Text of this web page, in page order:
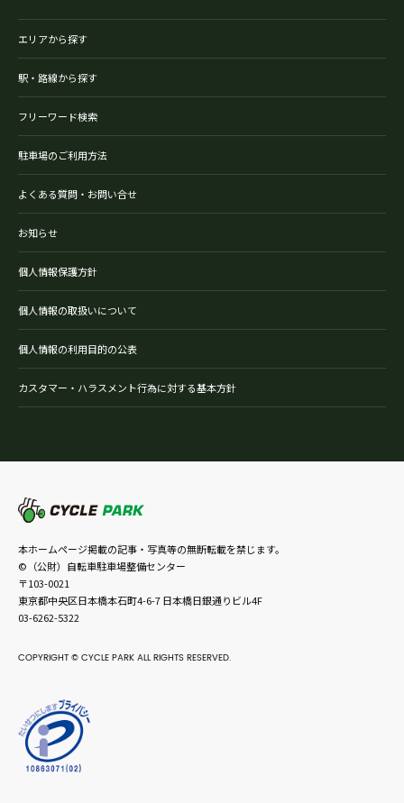
エリアから探す
駅・路線から探す
フリーワード検索
駐車場のご利用方法
よくある質問・お問い合せ
お知らせ
個人情報保護方針
個人情報の取扱いについて
個人情報の利用目的の公表
カスタマー・ハラスメント行為に対する基本方針
本ホームページ掲載の記事・写真等の無断転載を禁じます。
©（公財）自転車駐車場整備センター
〒103-0021
東京都中央区日本橋本石町4-6-7 日本橋日銀通りビル4F
03-6262-5322
COPYRIGHT © CYCLE PARK ALL RIGHTS RESERVED.